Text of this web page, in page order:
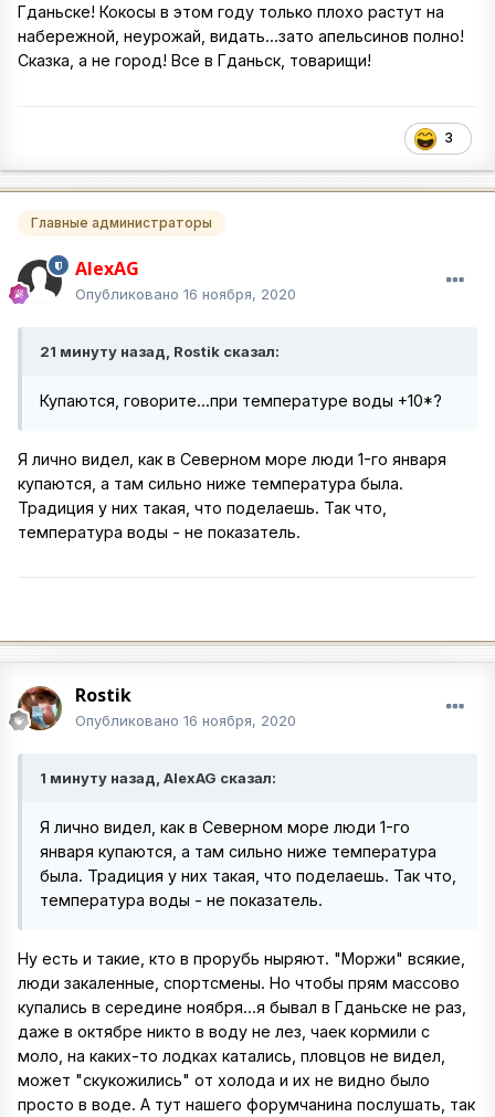
Гданьске! Кокосы в этом году только плохо растут на
набережной, неурожай, видать...зато апельсинов полно!
Сказка, а не город! Все в Гданьск, товарищи!
3
Главные администраторы
AlexAG
Опубликовано 16 ноября, 2020
21 минуту назад, Rostik сказал:
Купаются, говорите...при температуре воды +10*?
Я лично видел, как в Северном море люди 1-го января
купаются, а там сильно ниже температура была.
Традиция у них такая, что поделаешь. Так что,
температура воды - не показатель.
Rostik
Опубликовано 16 ноября, 2020
1 минуту назад, AlexAG сказал:
Я лично видел, как в Северном море люди 1-го
января купаются, а там сильно ниже температура
была. Традиция у них такая, что поделаешь. Так что,
температура воды - не показатель.
Ну есть и такие, кто в прорубь ныряют. "Моржи" всякие,
люди закаленные, спортсмены. Но чтобы прям массово
купались в середине ноября...я бывал в Гданьске не раз,
даже в октябре никто в воду не лез, чаек кормили с
моло, на каких-то лодках катались, пловцов не видел,
может "скукожились" от холода и их не видно было
просто в воде. А тут нашего форумчанина послушать, так